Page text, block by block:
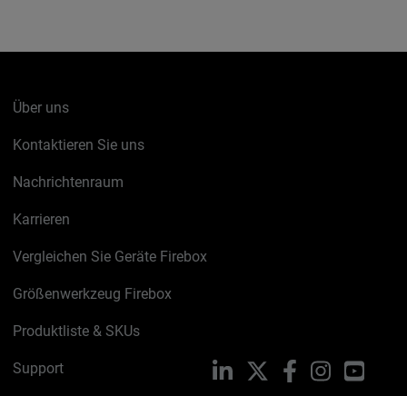
Über uns
Kontaktieren Sie uns
Nachrichtenraum
Karrieren
Vergleichen Sie Geräte Firebox
Größenwerkzeug Firebox
Produktliste & SKUs
Support LinkedIn FacebookInstagram